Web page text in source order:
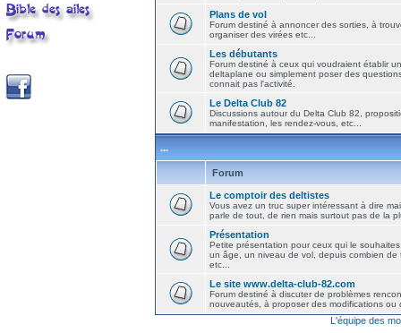
Plans de vol
Forum destiné à annoncer des sorties, à
organiser des virées etc...
Les débutants
Forum destiné à ceux qui voudraient établir
deltaplane ou simplement poser des
connait pas l'activité.
Le Delta Club 82
Discussions autour du Delta Club 82,
manifestation, les rendez-vous, etc...
...
Forum
Le comptoir des deltistes
Vous avez un truc super intéressant à dire
parle de tout, de rien mais surtout pas de la
Présentation
Petite présentation pour ceux qui le
un âge, un niveau de vol, depuis combien de
etc...
Le site www.delta-club-82.com
Forum destiné à discuter de problèmes
nouveautés, à proposer des modifications ou
L'équipe des